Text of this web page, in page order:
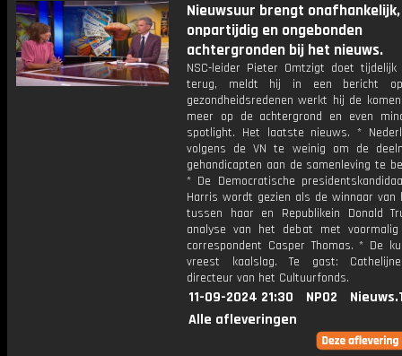
Nieuwsuur brengt onafhankelijk,
onpartijdig en ongebonden
achtergronden bij het nieuws.
NSC-leider Pieter Omtzigt doet
terug, meldt hij in een bericht
gezondheidsredenen werkt hij de
meer op de achtergrond en even
spotlight. Het laatste nieuws. *
volgens de VN te weinig om de
gehandicapten aan de samenleving te
* De Democratische
Harris wordt gezien als de winnaar van
tussen haar en Republikein Donald
analyse van het debat met voormalig
correspondent Casper Thomas. * De
vreest kaalslag. Te gast:
directeur van het Cultuurfonds.
11-09-2024 21:30 NPO2
Alle afleveringen